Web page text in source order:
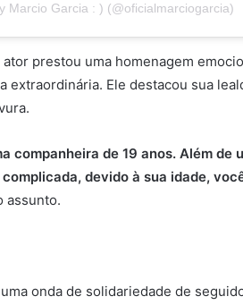
Marcio Garcia : ) (@oficialmarciogarcia)
prestou uma homenagem
extraordinária. Ele destacou sua
companheira de 19 anos. Além de
devido à sua idade,
assunto.
onda de solidariedade de